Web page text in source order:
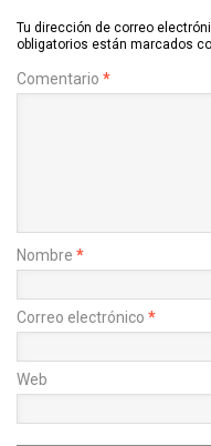
Tu dirección de correo
obligatorios están marcados
Comentario *
Nombre *
Correo electrónico *
Web